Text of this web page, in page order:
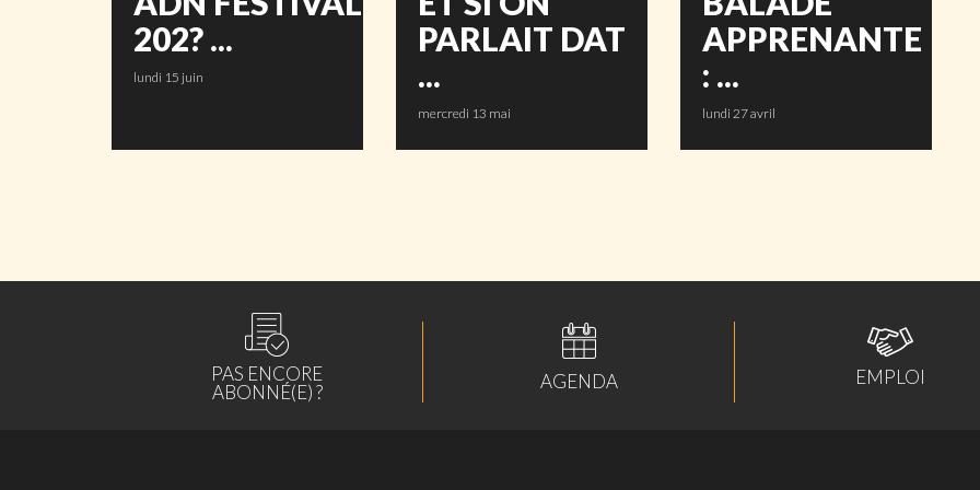
202? ...
lundi 15 juin
PARLAIT DAT
...
mercredi 13 mai
APPRENANTE
: ...
lundi 27 avril
PAS ENCORE
ABONNÉ(E) ?
AGENDA EMPLOI